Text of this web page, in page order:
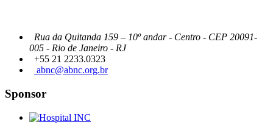
Rua da Quitanda 159 – 10º andar - Centro - CEP 20091-
005 - Rio de Janeiro - RJ
+55 21 2233.0323
abnc@abnc.org.br
Sponsor